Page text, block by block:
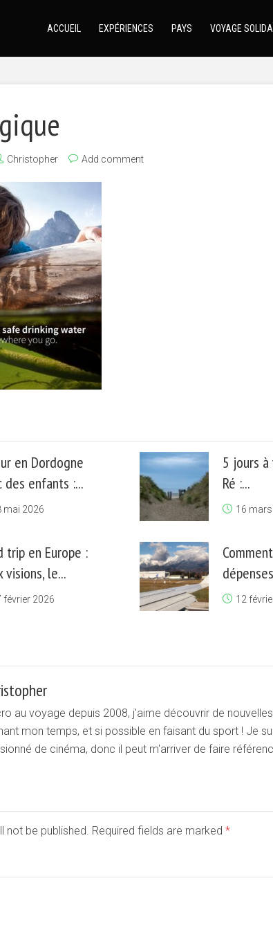
ACCUEIL EXPÉRIENCES PAYS VOYAGE
Christopher Add comment
en Dordogne
des enfants :...
mai 2026
5 jours
Ré :...
16
trip en Europe :
visions, le...
février 2026 12
au voyage depuis 2008, j'aime découvrir de
mon temps, et si possible en faisant du sport ! Je
de cinéma, donc il peut m'arriver de faire
not be published. Required fields are marked *